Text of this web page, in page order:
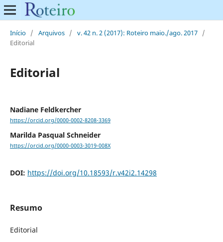
Início / Arquivos / v. 42 n. 2 (2017): Roteiro maio./ago. 2017 /
Editorial
Editorial
Nadiane Feldkercher
https://orcid.org/0000-0002-8208-3369
Marilda Pasqual Schneider
https://orcid.org/0000-0003-3019-008X
DOI: https://doi.org/10.18593/r.v42i2.14298
Resumo
Editorial